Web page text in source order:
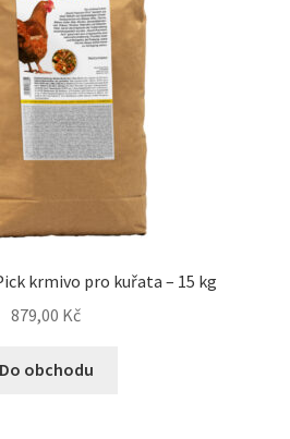
krmivo pro kuřata – 15 kg
879,00 Kč
Do obchodu